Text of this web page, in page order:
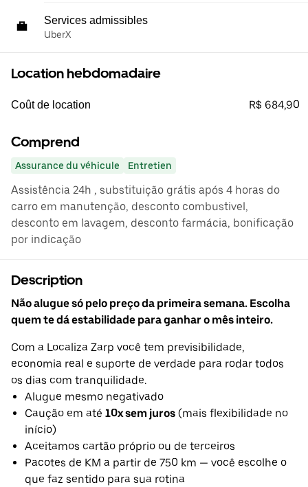
Services admissibles
UberX
Location hebdomadaire
Coût de location R$ 684,90
Comprend
Assurance du véhicule Entretien
Assistência 24h , substituição grátis após 4 horas do
carro em manutenção, desconto combustivel,
desconto em lavagem, desconto farmácia, bonificação
por indicação
Description
Não alugue só pelo preço da primeira semana. Escolha
quem te dá estabilidade para ganhar o mês inteiro.
Com a Localiza Zarp você tem previsibilidade,
economia real e suporte de verdade para rodar todos
os dias com tranquilidade.
Alugue mesmo negativado
Caução em até 10x sem juros (mais flexibilidade no
início)
Aceitamos cartão próprio ou de terceiros
Pacotes de KM a partir de 750 km — você escolhe o
que faz sentido para sua rotina